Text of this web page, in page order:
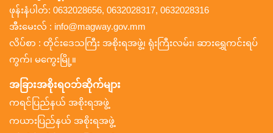
ဖုန်းနံပါတ်: 0632028656, 0632028317, 0632028316
အီးမေးလ် : info@magway.gov.mm
လိပ်စာ : တိုင်းဒေသကြီး အစိုးရအဖွဲ့၊ ရုံးကြီးလမ်း၊ ဆားရွှေကင်းရပ်
ကွက်၊ မကွေးမြို့။
အခြားအစိုးရဝဘ်ဆိုက်များ
ကရင်ပြည်နယ် အစိုးရအဖွဲ့
ကယားပြည်နယ် အစိုးရအဖွဲ့